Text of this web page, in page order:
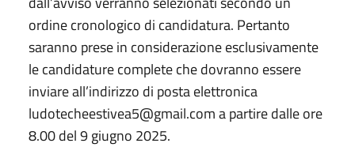
ordine cronologico di candidatura. Pertanto
saranno prese in considerazione esclusivamente
le candidature complete che dovranno essere
inviare all’indirizzo di posta elettronica
ludotecheestivea5@gmail.com a partire dalle ore
8.00 del 9 giugno 2025.